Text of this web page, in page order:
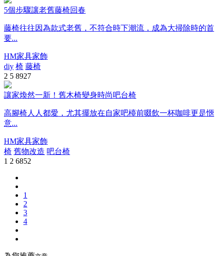
5個步驟讓老舊藤椅回春
藤椅往往因為款式老舊，不符合時下潮流，成為大掃除時的首
要...
HM家具家飾
diy 椅 藤椅
2 5 8927
讓家煥然一新！舊木椅變身時尚吧台椅
高腳椅人人都愛，尤其擺放在自家吧檯前啜飲一杯咖啡更是愜
意...
HM家具家飾
椅 舊物改造 吧台椅
1 2 6852
1
2
3
4